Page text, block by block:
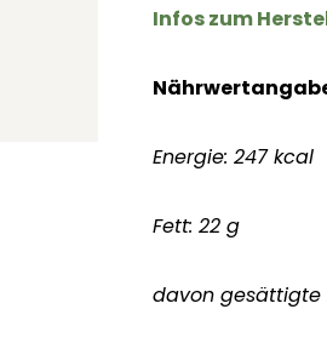
Infos zum
Energie: 247 kcal
Fett: 22 g
davon gesättigte